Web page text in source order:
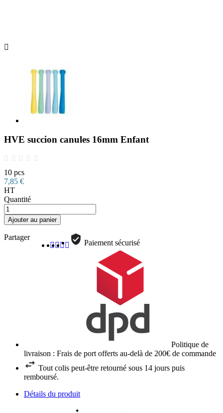

HVE succion canules 16mm Enfant
10 pcs
7,85 €
HT
Quantité
Ajouter au panier
Partager
Paiement sécurisé
Politique de
livraison : Frais de port offerts au-delà de 200€ de commande
Tout colis peut-être retourné sous 14 jours puis
remboursé.
Détails du produit